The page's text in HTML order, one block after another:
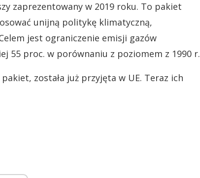
zaprezentowany w 2019 roku. To pakiet
unijną politykę klimatyczną,
jest ograniczenie emisji gazów
55 proc. w porównaniu z poziomem z 1990 r.
została już przyjęta w UE. Teraz ich